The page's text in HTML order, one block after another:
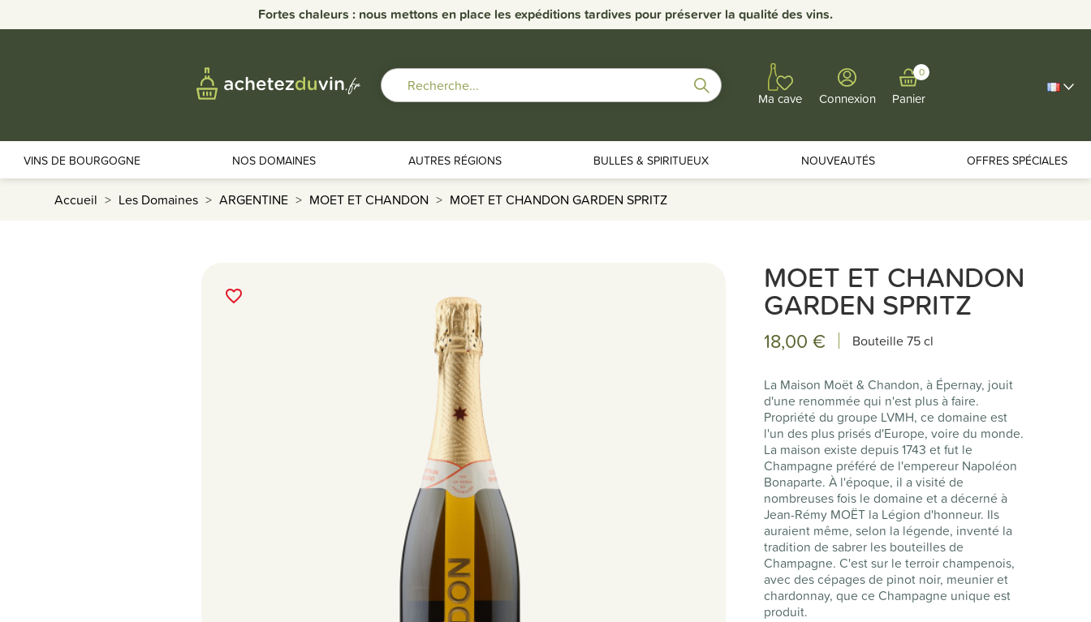
Fortes chaleurs : nous mettons en place les expéditions tardives pour préserver la qualité des vins.
Ma cave Connexion Panier
0
VINS DE BOURGOGNE NOS DOMAINES AUTRES RÉGIONS BULLES & SPIRITUEUX NOUVEAUTÉS OFFRES SPÉCIALES
Accueil Les Domaines ARGENTINE MOET ET CHANDON MOET ET CHANDON GARDEN SPRITZ
favorite_border MOET ET CHANDON
GARDEN SPRITZ
18,00 € Bouteille75 cl
La Maison Moët & Chandon, à Épernay, jouit
d'une renommée qui n'est plus à faire.
Propriété du groupe LVMH, ce domaine est
l'un des plus prisés d'Europe, voire du monde.
La maison existe depuis 1743 et fut le
Champagne préféré de l'empereur Napoléon
Bonaparte. À l'époque, il a visité de
nombreuses fois le domaine et a décerné à
Jean-Rémy MOËT la Légion d'honneur. Ils
auraient même, selon la légende, inventé la
tradition de sabrer les bouteilles de
Champagne. C'est sur le terroir champenois,
avec des cépages de pinot noir, meunier et
chardonnay, que ce Champagne unique est
produit.